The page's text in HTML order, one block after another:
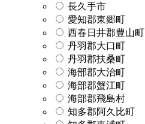
長久手市
愛知郡東郷町
西春日井郡豊山町
丹羽郡大口町
丹羽郡扶桑町
海部郡大治町
海部郡蟹江町
海部郡飛島村
知多郡阿久比町